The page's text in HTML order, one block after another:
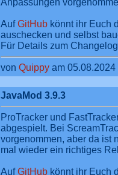
AufGitHubkönnt ihr Euch
auschecken und selbst
Für Details zum
von Quippyam 05.08.2024
JavaMod 3.9.3
ProTracker und
abgespielt. Bei
vorgenommen, aber da ist
mal wieder ein richtiges
AufGitHubkönnt ihr Euch